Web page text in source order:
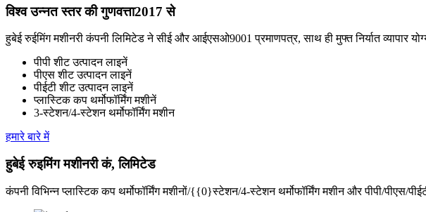
विश्व उन्नत स्तर की गुणवत्ता2017 से
हुबेई रुईमिंग मशीनरी कंपनी लिमिटेड ने सीई और आईएसओ9001 प्रमाणपत्र, साथ ही मुफ्त निर्यात व्यापार
पीपी शीट उत्पादन लाइनें
पीएस शीट उत्पादन लाइनें
पीईटी शीट उत्पादन लाइनें
प्लास्टिक कप थर्मोफॉर्मिंग मशीनें
3-स्टेशन/4-स्टेशन थर्मोफॉर्मिंग मशीन
हमारे बारे में
हुबेई रुइमिंग मशीनरी कं, लिमिटेड
कंपनी विभिन्न प्लास्टिक कप थर्मोफॉर्मिंग मशीनों/{{0}स्टेशन/4-स्टेशन थर्मोफॉर्मिंग मशीन और पीपी/पीएस/